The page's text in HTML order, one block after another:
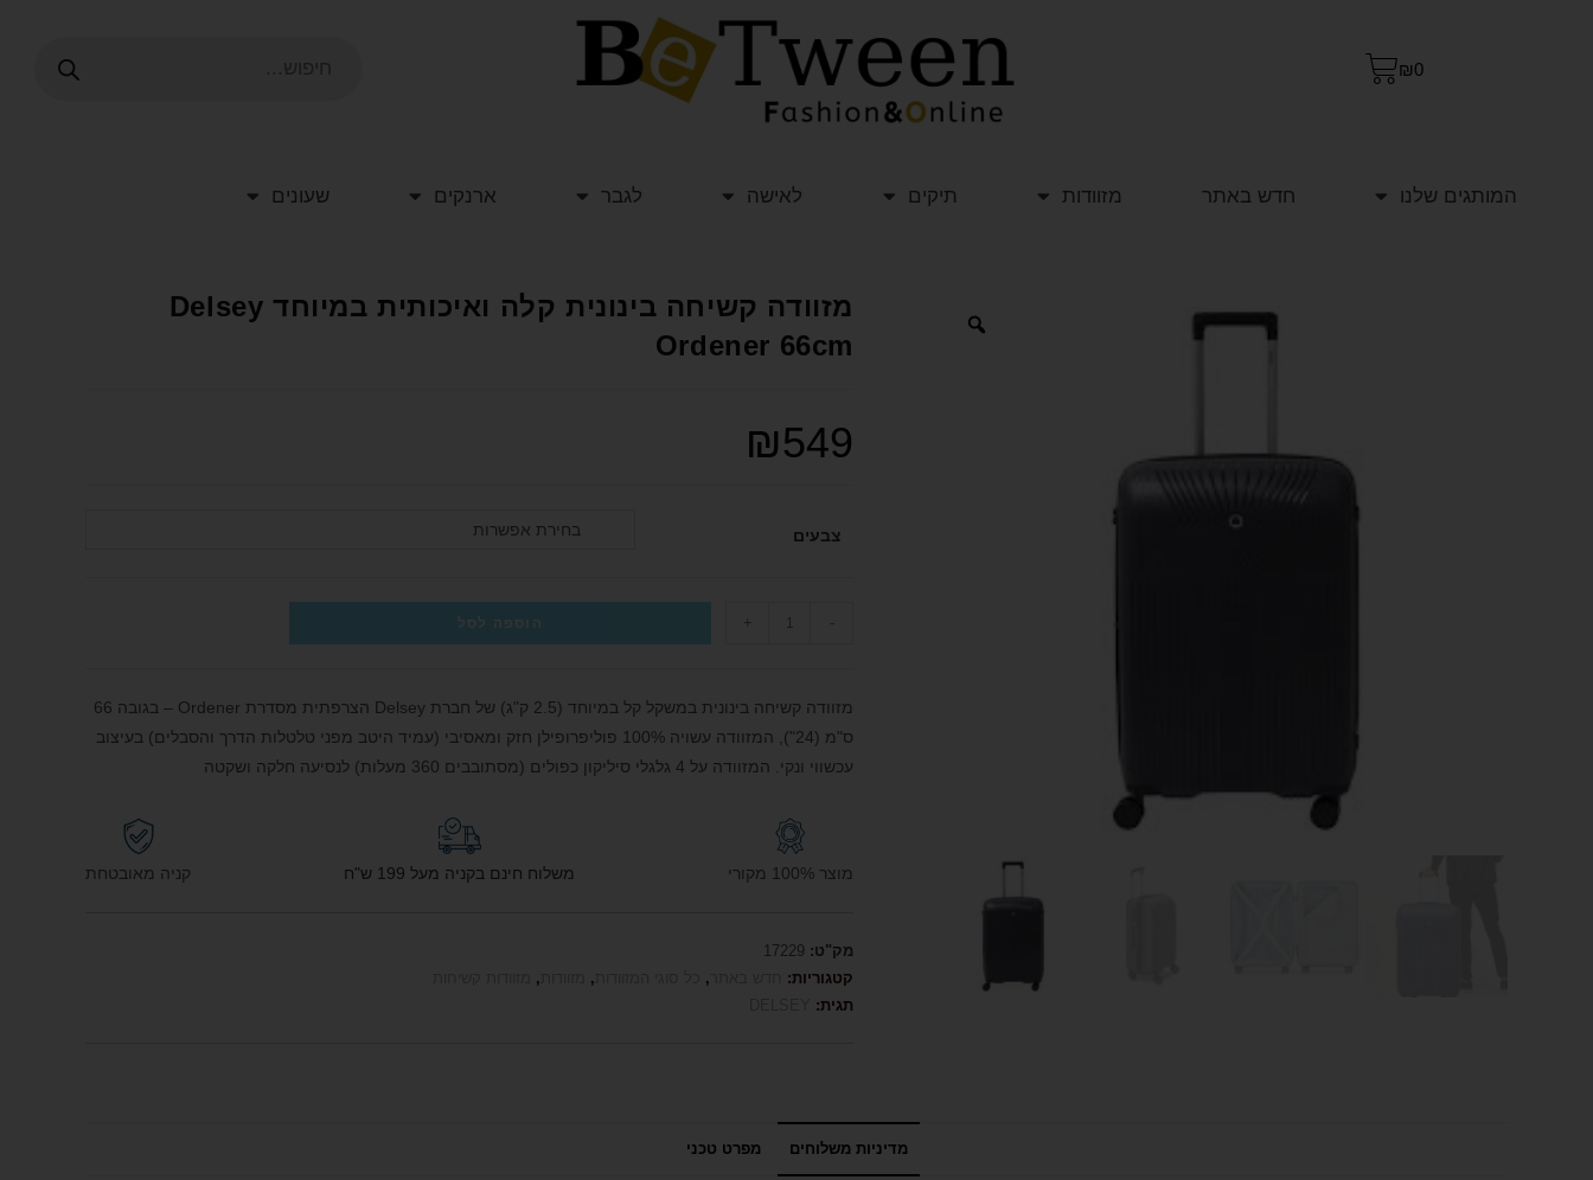
₪0
המותגים שלנו חדש באתר מזוודות תיקים לאישה לגבר ארנקים שעונים
מזוודה קשיחה בינונית קלה ואיכותית במיוחד Delsey
Ordener 66cm
₪549
צבעים בחירת אפשרות
-
+ הוספה לסל
מזוודה קשיחה בינונית במשקל קל במיוחד (2.5 ק"ג) של חברת Delsey הצרפתית מסדרת Ordener – בגובה 66
ס"מ (24"), המזוודה עשויה 100% פוליפרופילן חזק ומאסיבי (עמיד היטב מפני טלטלות הדרך והסבלים) בעיצוב
עכשווי ונקי. המזוודה על 4 גלגלי סיליקון כפולים (מסתובבים 360 מעלות) לנסיעה חלקה ושקטה
מוצר 100% מקורי משלוח חינם בקניה מעל 199 ש"ח קניה מאובטחת
מק"ט: 17229
קטגוריות:
,
,
,
תגית:
מדיניות משלוחים מפרט טכני